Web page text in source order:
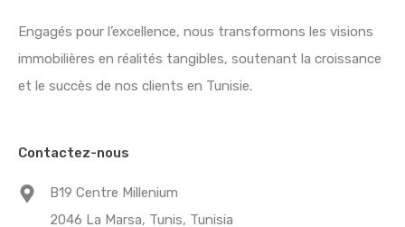
Engagés pour l’excellence, nous transformons les visions
immobilières en réalités tangibles, soutenant la croissance
et le succès de nos clients en Tunisie.
Contactez-nous
B19 Centre Millenium
2046 La Marsa, Tunis, Tunisia